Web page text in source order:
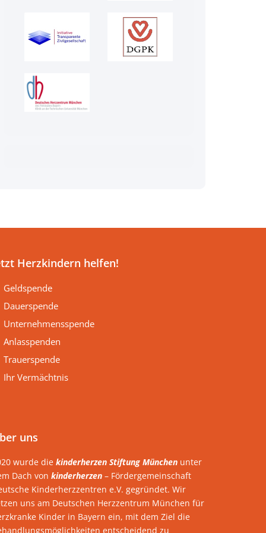
Herzkindern helfen!
Geldspende
Dauerspende
Unternehmensspende
Anlasspenden
Trauerspende
Ihr Vermächtnis
uns
wurde die kinderherzen Stiftung München unter
Dach von kinderherzen – Fördergemeinschaft
Kinderherzzentren e.V. gegründet. Wir
uns am Deutschen Herzzentrum München für
Kinder in Bayern ein, mit dem Ziel die
entscheidend zu